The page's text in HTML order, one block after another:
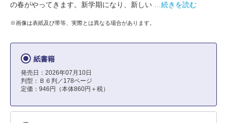
の春がやってきます。新学期になり、新しい
…続きを読む
※画像は表紙及び帯等、実際とは異なる場合があります。
紙書籍
発売日：2026年07月10日
判型：Ｂ６判／178ページ
定価：946円（本体860円＋税）